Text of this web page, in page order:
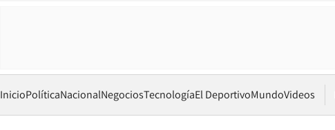
InicioPolíticaNacionalNegociosTecnologíaEl DeportivoMundoVideos